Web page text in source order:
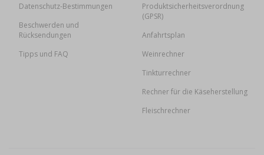
Datenschutz-Bestimmungen
Beschwerden und
Rücksendungen
Tipps und FAQ
Produktsicherheitsverordnung
(GPSR)
Anfahrtsplan
Weinrechner
Tinkturrechner
Rechner für die Käseherstellung
Fleischrechner